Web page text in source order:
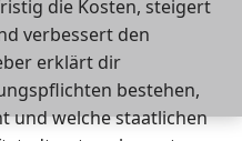
die Kosten, steigert
verbessert den
erklärt dir
bestehen,
und welche staatlichen